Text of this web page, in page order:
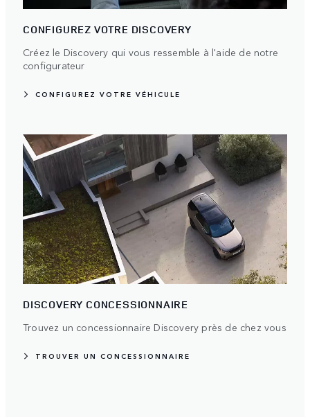
CONFIGUREZ VOTRE DISCOVERY
Créez le Discovery qui vous ressemble à l'aide de notre
configurateur
CONFIGUREZ VOTRE VÉHICULE
DISCOVERY CONCESSIONNAIRE
Trouvez un concessionnaire Discovery près de chez vous
TROUVER UN CONCESSIONNAIRE